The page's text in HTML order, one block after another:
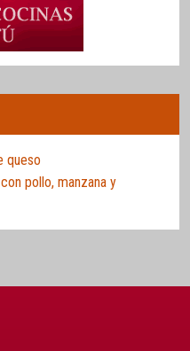
queso
pollo, manzana y